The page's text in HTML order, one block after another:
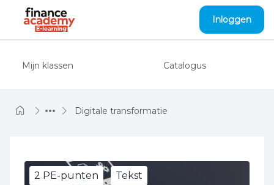
Naar hoofdinhoud
Inloggen
Mijn klassen Catalogus
Digitale transformatie
2 PE-punten Tekst